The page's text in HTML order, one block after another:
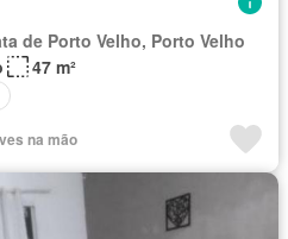
de Porto Velho, Porto Velho
47 m²
na mão